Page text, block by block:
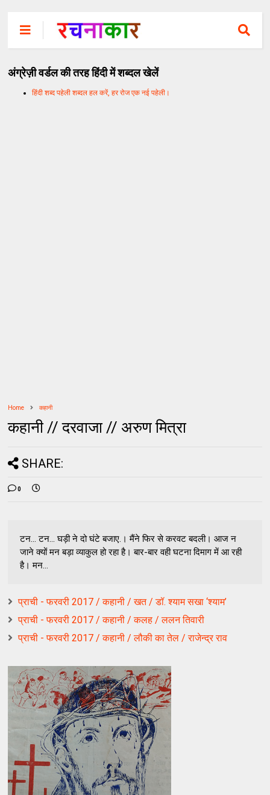
अंग्रेज़ी वर्डल की तरह हिंदी में शब्दल खेलें
हिंदी शब्द पहेली शब्दल हल करें, हर रोज एक नई पहेली।
Home कहानी
कहानी // दरवाजा // अरुण मित्रा
SHARE:
0
टन... टन... घड़ी ने दो घंटे बजाए.। मैंने फिर से करवट बदली। आज न
जाने क्यों मन बड़ा व्याकुल हो रहा है। बार-बार वही घटना दिमाग में आ रही
है। मन...
प्राची - फरवरी 2017 / कहानी / खत / डॉ. श्याम सखा ‘श्याम’
प्राची - फरवरी 2017 / कहानी / कलह / ललन तिवारी
प्राची - फरवरी 2017 / कहानी / लौकी का तेल / राजेन्द्र राव